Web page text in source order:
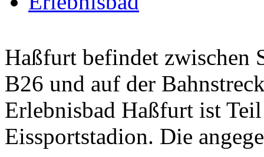
Haßfurt befindet zwischen
B26 und auf der
Erlebnisbad Haßfurt ist
Eissportstadion. Die